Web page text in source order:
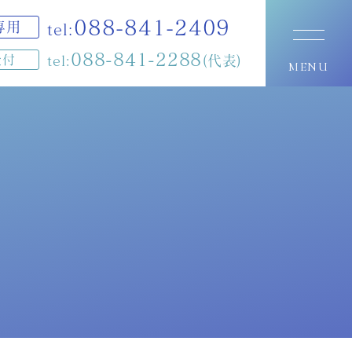
用 tel:088-841-2409
tel:088-841-2288(代表) MENU